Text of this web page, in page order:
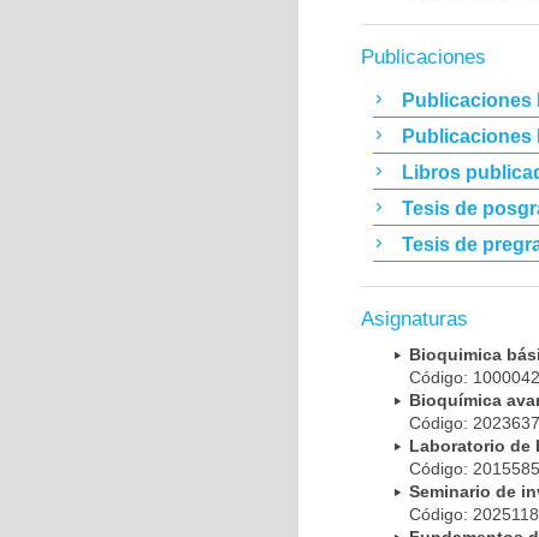
Publicaciones
Publicaciones
Publicaciones
Libros
Tesis de
Tesis de
Asignaturas
Bioquimica
Código:
Bioquímica
Código:
Laboratorio de
Código:
Seminario de
Código: